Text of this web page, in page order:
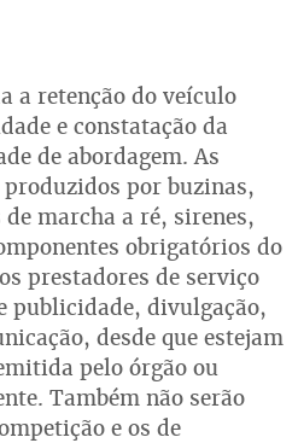
a retenção do veículo
e constatação da
de abordagem. As
produzidos por buzinas,
marcha a ré, sirenes,
obrigatórios do
prestadores de serviço
publicidade, divulgação,
desde que estejam
pelo órgão ou
Também não serão
e os de